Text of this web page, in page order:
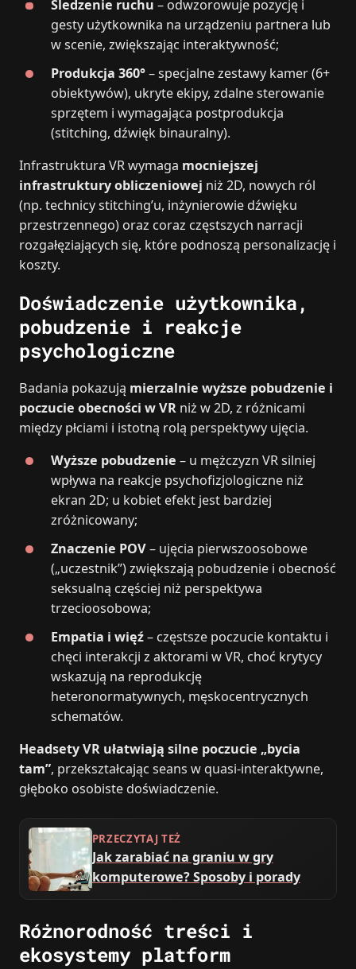
Śledzenie ruchu – odwzorowuje pozycję i
gesty użytkownika na urządzeniu partnera lub
w scenie, zwiększając interaktywność;
Produkcja 360°– specjalne zestawy kamer (6+
obiektywów), ukryte ekipy, zdalne sterowanie
sprzętem i wymagająca postprodukcja
(stitching, dźwięk binauralny).
Infrastruktura VR wymaga mocniejszej
infrastruktury obliczeniowej niż 2D, nowych ról
(np. technicy stitching’u, inżynierowie dźwięku
przestrzennego) oraz coraz częstszych narracji
rozgałęziających się, które podnoszą personalizację i
koszty.
Doświadczenie użytkownika,
pobudzenie i reakcje
psychologiczne
Badania pokazują mierzalnie wyższe pobudzenie i
poczucie obecności w VR niż w 2D, z różnicami
między płciami i istotną rolą perspektywy ujęcia.
Wyższe pobudzenie – u mężczyzn VR silniej
wpływa na reakcje psychofizjologiczne niż
ekran 2D; u kobiet efekt jest bardziej
zróżnicowany;
Znaczenie POV– ujęcia pierwszoosobowe
(„uczestnik”) zwiększają pobudzenie i obecność
seksualną częściej niż perspektywa
trzecioosobowa;
Empatia i więź– częstsze poczucie kontaktu i
chęci interakcji z aktorami w VR, choć krytycy
wskazują na reprodukcję
heteronormatywnych, męskocentrycznych
schematów.
Headsety VR ułatwiają silne poczucie „bycia
tam”, przekształcając seans w quasi-interaktywne,
głęboko osobiste doświadczenie.
PRZECZYTAJ TEŻ
Jak zarabiać na graniu w gry
komputerowe? Sposoby i porady
Różnorodność treści i
ekosystemy platform